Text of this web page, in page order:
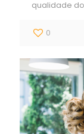
qualidade
0